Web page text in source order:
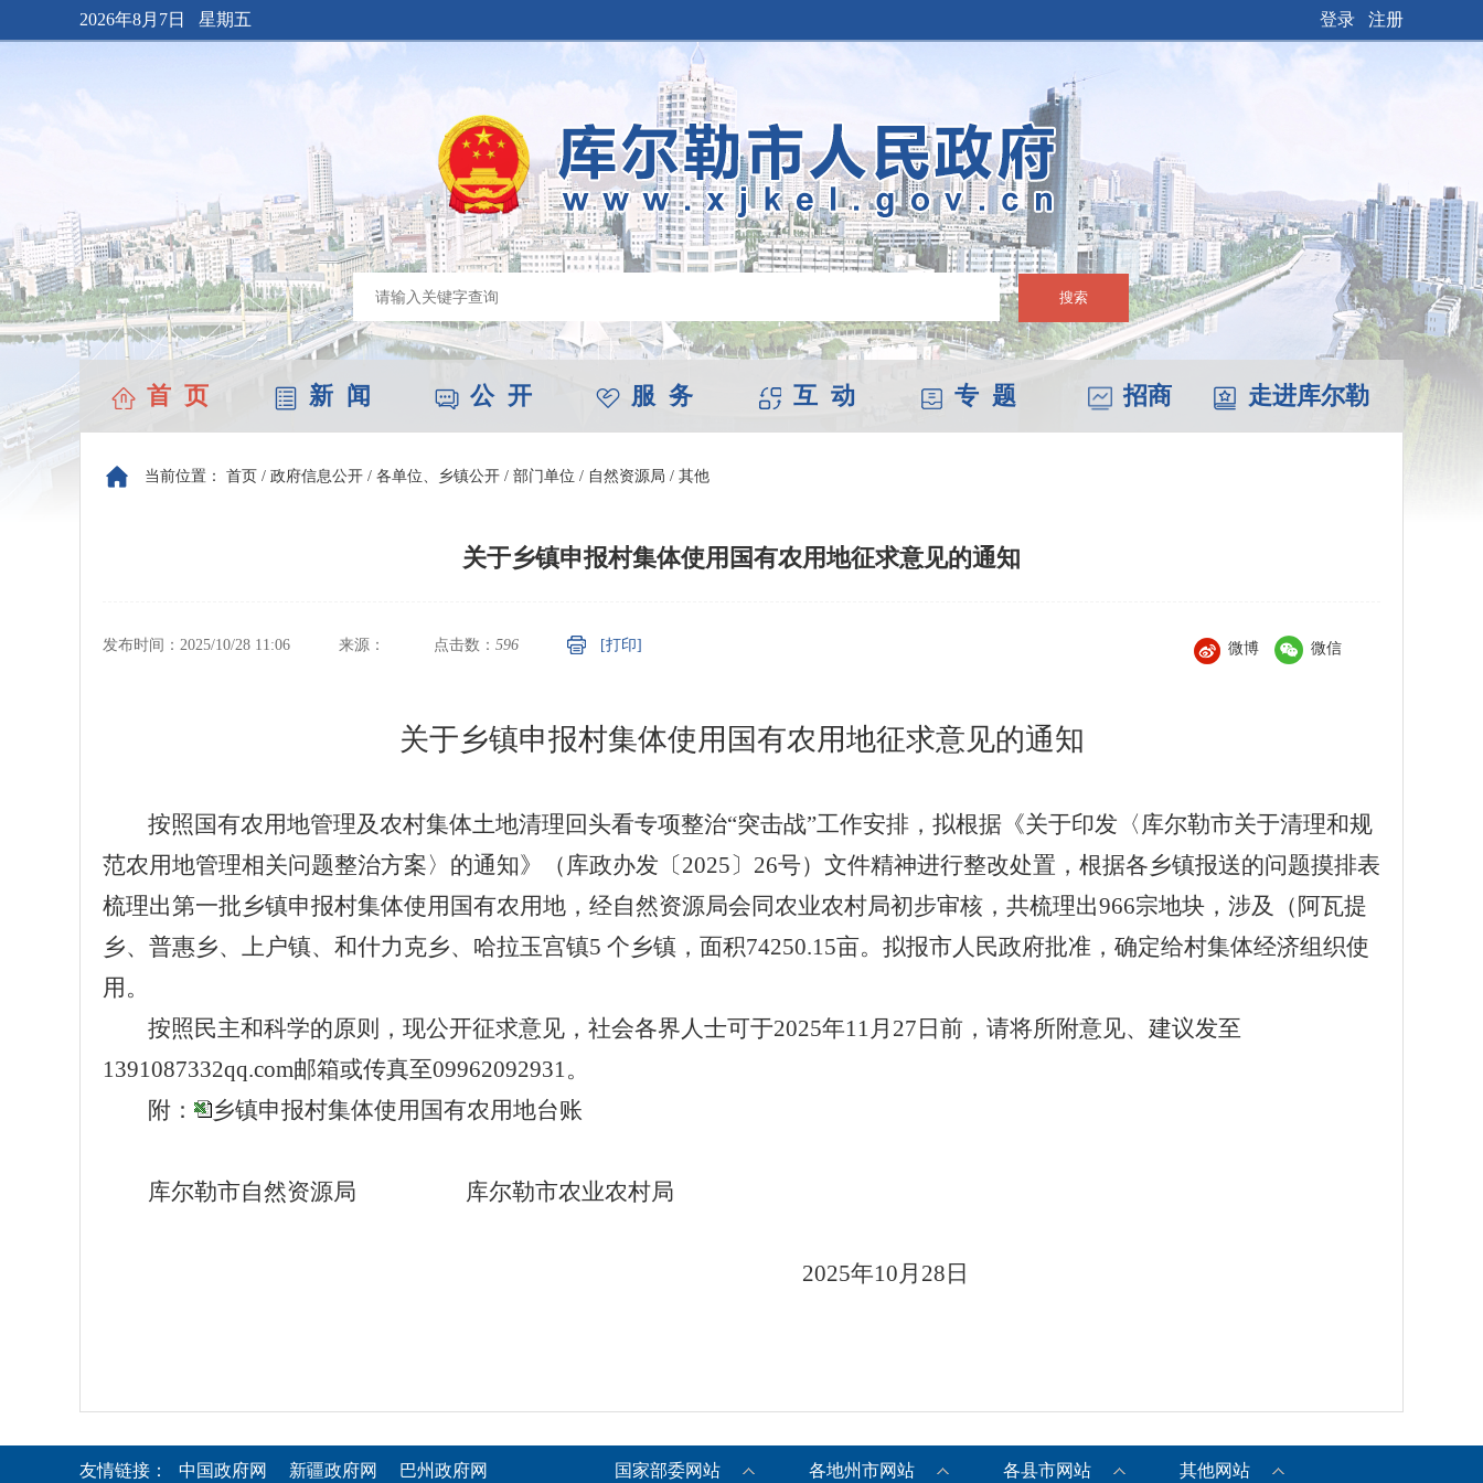
2026年8月7日 星期五 登录 注册
搜索
首 页 新 闻 公 开 服 务 互 动 专 题 招商 走进库尔勒
当前位置： 首页 / 政府信息公开 / 各单位、乡镇公开 / 部门单位 / 自然资源局 / 其他
关于乡镇申报村集体使用国有农用地征求意见的通知
发布时间：2025/10/28 11:06 来源： 点击数： 596 [打印] 微博 微信
关于乡镇申报村集体使用国有农用地征求意见的通知
按照国有农用地管理及农村集体土地清理回头看专项整治“突击战”工作安排，拟根据《关于印发〈库尔勒市关于清理和规
范农用地管理相关问题整治方案〉的通知》（库政办发〔2025〕26号）文件精神进行整改处置，根据各乡镇报送的问题摸排表
梳理出第一批乡镇申报村集体使用国有农用地， 经自然资源局会同农业农村局初步审核 ，共梳理出966宗地块， 涉及 （ 阿瓦提
乡、 普惠乡、 上户镇、 和什力克乡、 哈拉玉宫镇5 个乡镇， 面积74250.15亩。 拟报市人民政府批准，确定给村集体经济组织使
用。
按照民主和科学的原则，现公开征求意见，社会各界人士可于2025年11月27日前，请将所附意见、建议发至
1391087332qq.com邮箱或传真至09962092931 。
附：
乡镇申报村集体使用国有农用地台账
库尔勒市自然资源局 库尔勒市农业农村局
2025年10月28 日
友情链接： 中国政府网 新疆政府网 巴州政府网 国家部委网站 各地州市网站 各县市网站 其他网站